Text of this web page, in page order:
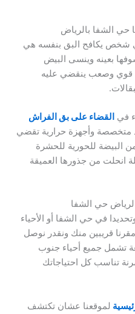
حي الشفا بالرياض
شخص يكافح البق بنفسه هي
بعينه وينسى البيض
قوي وصعب ينقضي عليه
في القضاء على بق الفراش
متخصصة وأجهزة حرارية تقضي
البيضة للحورية للحشرة
انحلت من جذورها العميقة
حي الشفا
في حي الشفا أو الأحياء
قريبين منك ونقدر نوصل
تشمل جميع أحياء جنوب
تناسب كل احتياجاتك
لموقعنا عشان تكتشف